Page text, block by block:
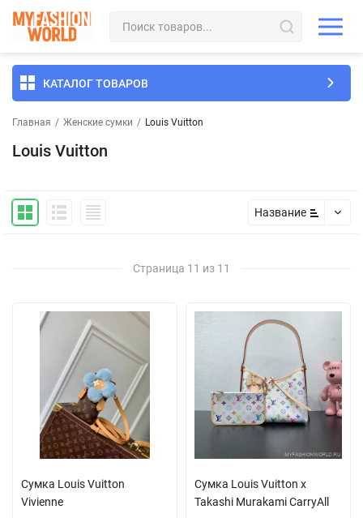
КАТАЛОГ ТОВАРОВ
Главная / Женские сумки / Louis Vuitton
Louis Vuitton
Название
Страница 11 из 11
Сумка Louis Vuitton
Vivienne
Сумка Louis Vuitton x
Takashi Murakami CarryAll